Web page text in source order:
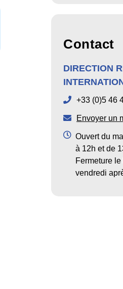
Contact
DIRECTION
+33 (0)5 46
Envoyer un
Ouvert du
à 12h et de
Fermeture
vendredi